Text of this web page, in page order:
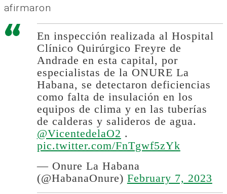
afirmaron
En inspección realizada al Hospital
Clínico Quirúrgico Freyre de
Andrade en esta capital, por
especialistas de la ONURE La
Habana, se detectaron deficiencias
como falta de insulación en los
equipos de clima y en las tuberías
de calderas y salideros de agua.
@VicentedelaO2 .
pic.twitter.com/FnTgwf5zYk
— Onure La Habana
(@HabanaOnure) February 7, 2023